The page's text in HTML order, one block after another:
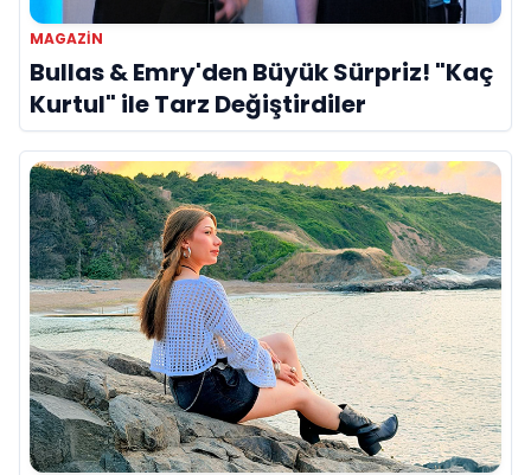
MAGAZIN
Bullas & Emry'den Büyük Sürpriz! "Kaç
Kurtul" ile Tarz Değiştirdiler